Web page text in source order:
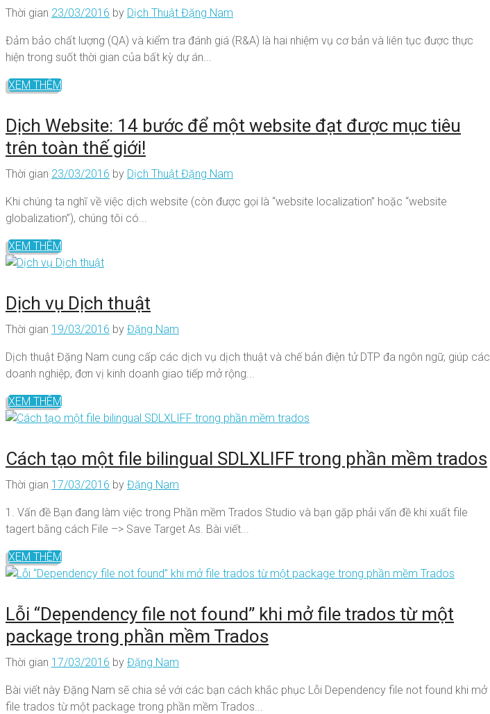
Thời gian 23/03/2016 by Dịch Thuật Đặng Nam
Đảm bảo chất lượng (QA) và kiểm tra đánh giá (R&A) là hai nhiệm vụ cơ bản và liên tục được thực
hiện trong suốt thời gian của bất kỳ dự án...
XEM THÊM
Dịch Website: 14 bước để một website đạt được mục tiêu
trên toàn thế giới!
Thời gian 23/03/2016 by Dịch Thuật Đặng Nam
Khi chúng ta nghĩ về việc dịch website (còn được gọi là “website localization” hoặc “website
globalization”), chúng tôi có...
XEM THÊM
Dịch vụ Dịch thuật
Thời gian 19/03/2016 by Đặng Nam
Dịch thuật Đặng Nam cung cấp các dịch vụ dịch thuật và chế bản điện tử DTP đa ngôn ngữ, giúp các
doanh nghiệp, đơn vị kinh doanh giao tiếp mở rộng...
XEM THÊM
Cách tạo một file bilingual SDLXLIFF trong phần mềm trados
Thời gian 17/03/2016 by Đặng Nam
1. Vấn đề Bạn đang làm việc trong Phần mềm Trados Studio và bạn gặp phải vấn đề khi xuất file
tagert bằng cách File –> Save Target As. Bài viết...
XEM THÊM
Lỗi “Dependency file not found” khi mở file trados từ một
package trong phần mềm Trados
Thời gian 17/03/2016 by Đặng Nam
Bài viết này Đặng Nam sẽ chia sẻ với các bạn cách khắc phục Lỗi Dependency file not found khi mở
file trados từ một package trong phần mềm Trados...